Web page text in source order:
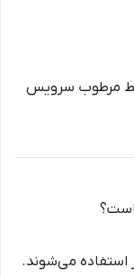
مرطوب سرویس
است؟
استفاده می‌شوند.